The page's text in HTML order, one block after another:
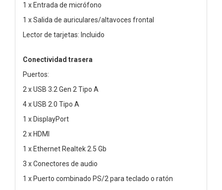
1 x Entrada de micrófono
1 x Salida de auriculares/altavoces frontal
Lector de tarjetas: Incluido
Conectividad trasera
Puertos:
2 x USB 3.2 Gen 2 Tipo A
4 x USB 2.0 Tipo A
1 x DisplayPort
2 x HDMI
1 x Ethernet Realtek 2.5 Gb
3 x Conectores de audio
1 x Puerto combinado PS/2 para teclado o ratón